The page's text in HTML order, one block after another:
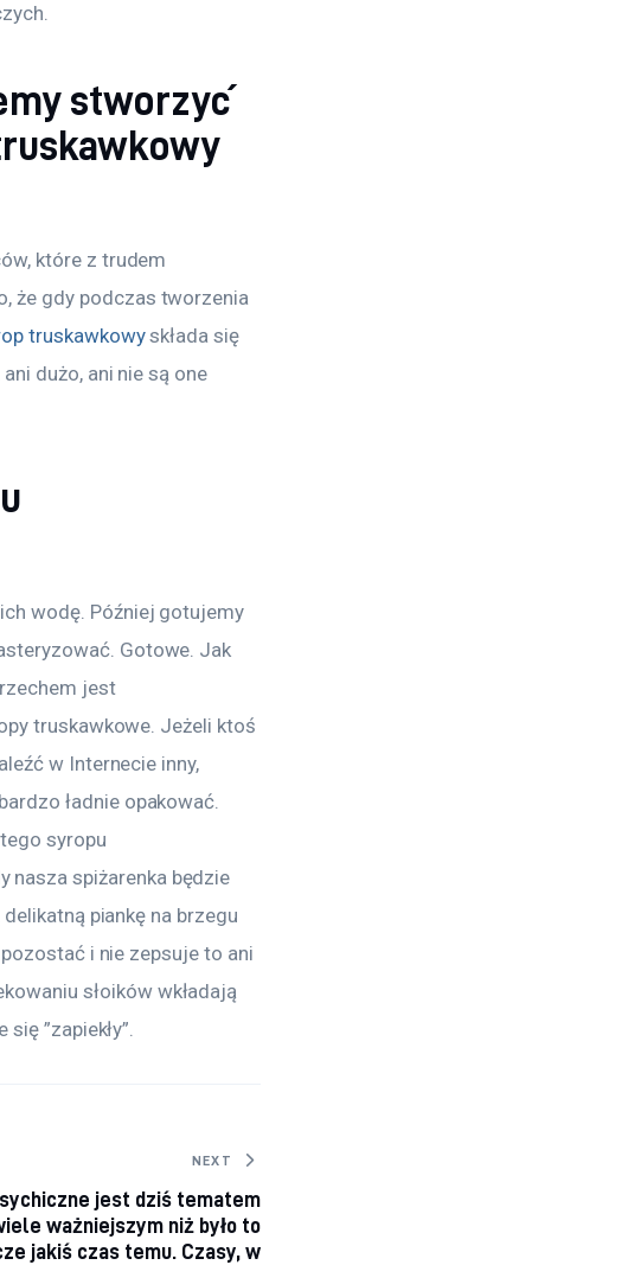
stworzyć
które z trudem
że gdy podczas tworzenia
truskawkowy składa się
dużo, ani nie są one
wodę. Później gotujemy
Gotowe. Jak
jest
truskawkowe. Jeżeli ktoś
w Internecie inny,
ładnie opakować.
syropu
nasza spiżarenka będzie
piankę na brzegu
i nie zepsuje to ani
słoików wkładają
”zapiekły”.
NEXT
jest dziś tematem
ważniejszym niż było to
jakiś czas temu. Czasy, w